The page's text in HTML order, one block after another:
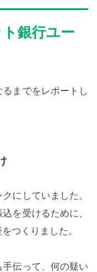
銀行ユー
までをレポートし
にしていました。
を受けるために、
つくりました。
手伝って、何の疑い